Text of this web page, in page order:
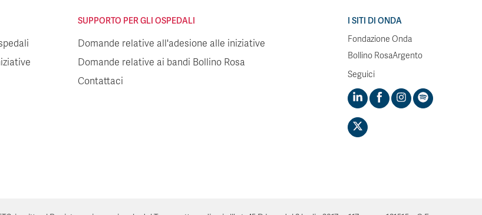
SUPPORTO PER GLI OSPEDALI
Domande relative all'adesione alle iniziative
Domande relative ai bandi Bollino Rosa
Contattaci
I SITI DI ONDA
Fondazione Onda
Bollino RosaArgento
Seguici